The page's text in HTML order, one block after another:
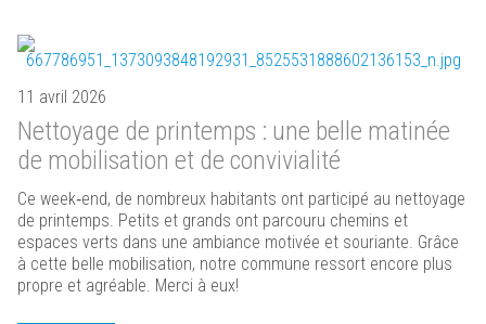
11 avril 2026
Nettoyage de printemps : une belle matinée
de mobilisation et de convivialité
Ce week‑end, de nombreux habitants ont participé au nettoyage
de printemps. Petits et grands ont parcouru chemins et
espaces verts dans une ambiance motivée et souriante. Grâce
à cette belle mobilisation, notre commune ressort encore plus
propre et agréable. Merci à eux!